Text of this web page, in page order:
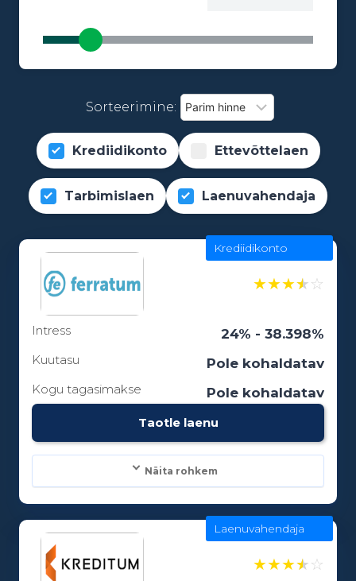
Sorteerimine:
Krediidikonto Ettevõttelaen
Tarbimislaen Laenuvahendaja
★★★★☆
Intress 24% - 38.398%
Kuutasu Pole kohaldatav
Kogu tagasimakse Pole kohaldatav
Taotle laenu
Krediidikonto
Näita rohkem
100 - 5000€
★★★★☆
Laenuvahendaja